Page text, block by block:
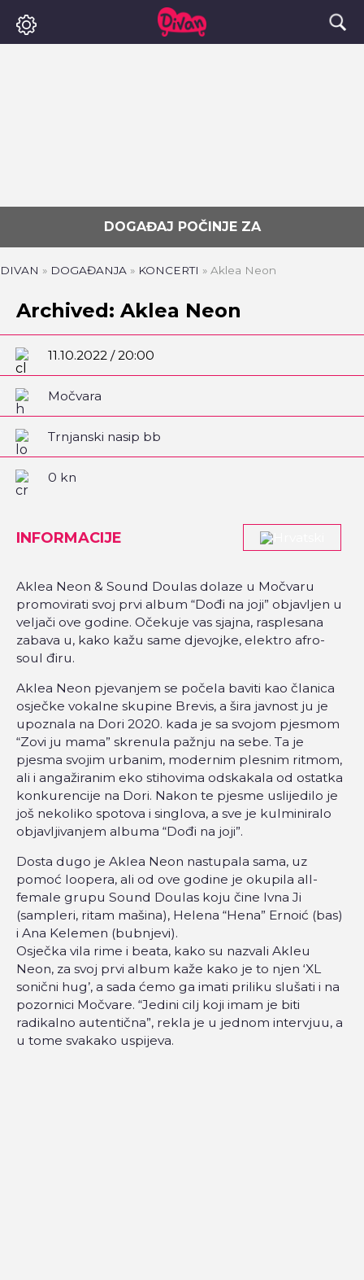
DOGAĐAJ POČINJE ZA
DIVAN » DOGAĐANJA » KONCERTI » Aklea Neon
Archived: Aklea Neon
11.10.2022 / 20:00
Močvara
Trnjanski nasip bb
0 kn
INFORMACIJE
Aklea Neon & Sound Doulas dolaze u Močvaru
promovirati svoj prvi album “Dođi na joji” objavljen u
veljači ove godine. Očekuje vas sjajna, rasplesana
zabava u, kako kažu same djevojke, elektro afro-
soul điru.
Aklea Neon pjevanjem se počela baviti kao članica
osječke vokalne skupine Brevis, a šira javnost ju je
upoznala na Dori 2020. kada je sa svojom pjesmom
“Zovi ju mama” skrenula pažnju na sebe. Ta je
pjesma svojim urbanim, modernim plesnim ritmom,
ali i angažiranim eko stihovima odskakala od ostatka
konkurencije na Dori. Nakon te pjesme uslijedilo je
još nekoliko spotova i singlova, a sve je kulminiralo
objavljivanjem albuma “Dođi na joji”.
Dosta dugo je Aklea Neon nastupala sama, uz
pomoć loopera, ali od ove godine je okupila all-
female grupu Sound Doulas koju čine Ivna Ji
(sampleri, ritam mašina), Helena “Hena” Ernoić (bas)
i Ana Kelemen (bubnjevi).
Osječka vila rime i beata, kako su nazvali Akleu
Neon, za svoj prvi album kaže kako je to njen ‘XL
sonični hug’, a sada ćemo ga imati priliku slušati i na
pozornici Močvare. “Jedini cilj koji imam je biti
radikalno autentična”, rekla je u jednom intervjuu, a
u tome svakako uspijeva.